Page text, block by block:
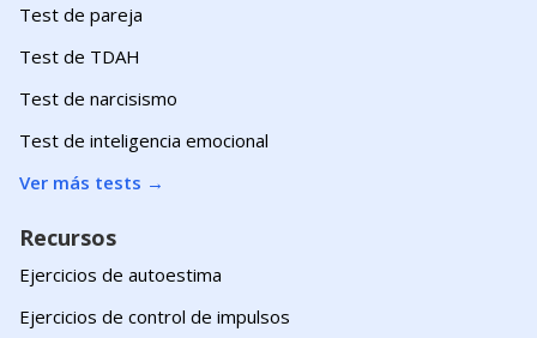
Test de pareja
Test de TDAH
Test de narcisismo
Test de inteligencia emocional
Ver más tests →
Recursos
Ejercicios de autoestima
Ejercicios de control de impulsos